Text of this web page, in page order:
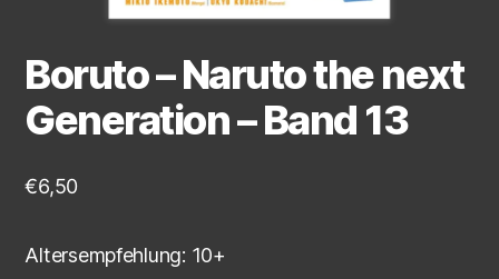
Boruto – Naruto the next
Generation – Band 13
€6,50
Altersempfehlung: 10+